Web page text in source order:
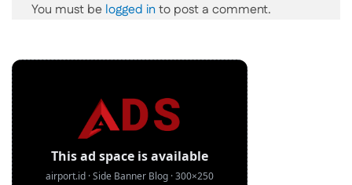
You must be logged in to post a comment.